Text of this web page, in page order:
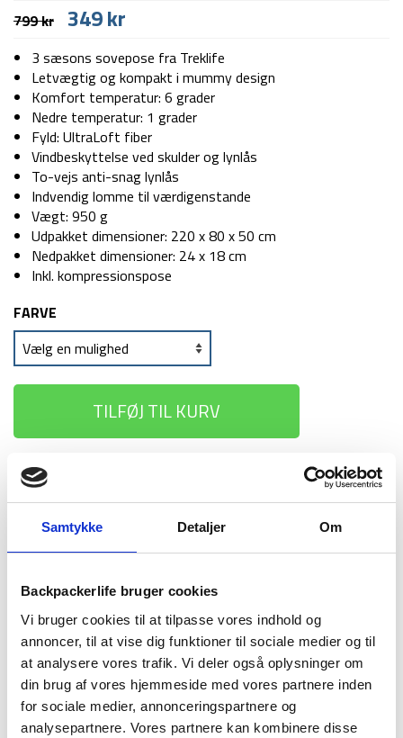
Samtykke Detaljer Om
Backpackerlife bruger cookies
Vi bruger cookies til at tilpasse vores indhold og
annoncer, til at vise dig funktioner til sociale medier og til
at analysere vores trafik. Vi deler også oplysninger om
din brug af vores hjemmeside med vores partnere inden
for sociale medier, annonceringspartnere og
analysepartnere. Vores partnere kan kombinere disse
799kr Den
oprindelige
pris
var:
799 kr.
349kr
pris
er:
349 kr.
3 sæsons sovepose fra Treklife
Letvægtig og kompakt i mummy design
Komfort temperatur: 6 grader
Nedre temperatur: 1 grader
Fyld: UltraLoft fiber
Vindbeskyttelse ved skulder og lynlås
To-vejs anti-snag lynlås
Indvendig lomme til værdigenstande
Vægt: 950 g
Udpakket dimensioner: 220 x 80 x 50 cm
Nedpakket dimensioner: 24 x 18 cm
Inkl. kompressionspose
FARVE
TILFØJ TIL KURV
levering
499 kr
100 dages
returret
BESKRIVELSE
YDERLIGERE INFORMATION
BRAND
FAQ
Denne Peak 3S sovepose fra Treklife er en 3 sæsons
sovepose, som både er letvægtig og kompakt samt lavet i et